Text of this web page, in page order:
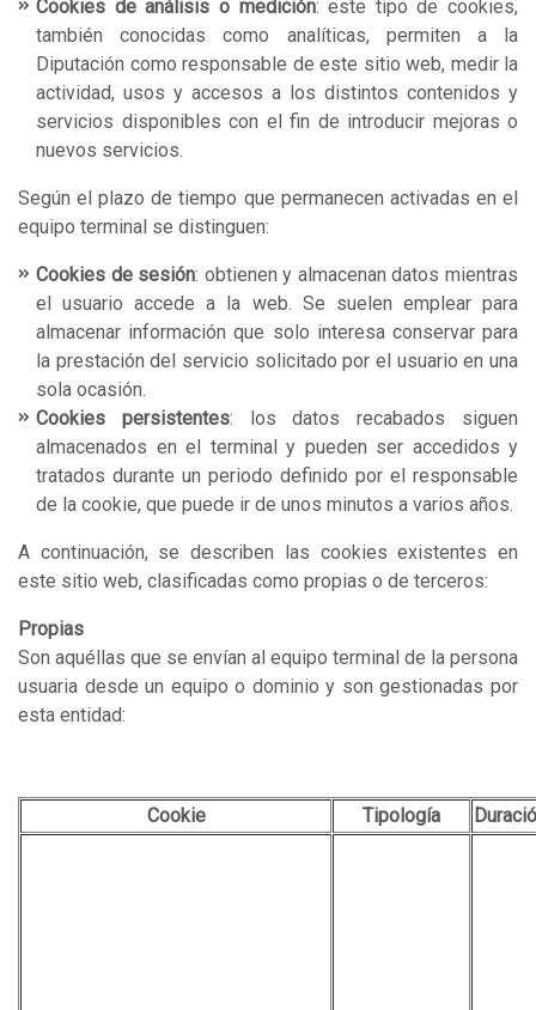
Cookies de análisis o medición: este tipo de cookies,
también conocidas como analíticas, permiten a la
Diputación como responsable de este sitio web, medir la
actividad, usos y accesos a los distintos contenidos y
servicios disponibles con el fin de introducir mejoras o
nuevos servicios.
Según el plazo de tiempo que permanecen activadas en el
equipo terminal se distinguen:
Cookies de sesión: obtienen y almacenan datos mientras
el usuario accede a la web. Se suelen emplear para
almacenar información que solo interesa conservar para
la prestación del servicio solicitado por el usuario en una
sola ocasión.
Cookies persistentes: los datos recabados siguen
almacenados en el terminal y pueden ser accedidos y
tratados durante un periodo definido por el responsable
de la cookie, que puede ir de unos minutos a varios años.
A continuación, se describen las cookies existentes en
este sitio web, clasificadas como propias o de terceros:
Propias
Son aquéllas que se envían al equipo terminal de la persona
usuaria desde un equipo o dominio y son gestionadas por
esta entidad:
Cookie Tipología